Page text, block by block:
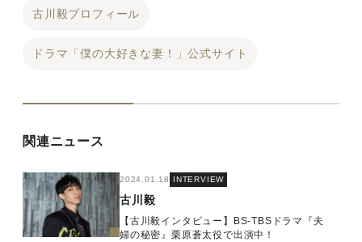
古川毅プロフィール
ドラマ「僕の大好きな妻！」公式サイト
関連ニュース
2024.01.18 INTERVIEW
古川毅
【古川毅インタビュー】BS-TBSドラマ『夫
婦の秘密』栗原蒼太役で出演中！